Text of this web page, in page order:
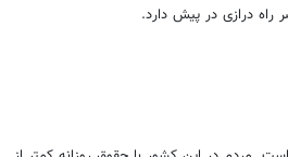
درازی در پیش دارد.